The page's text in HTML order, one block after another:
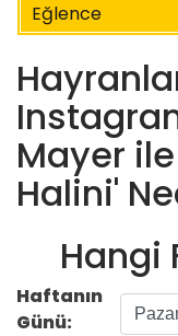
Eğlence
Mayer
Halini'
Hangi
Haftanın
Günü: